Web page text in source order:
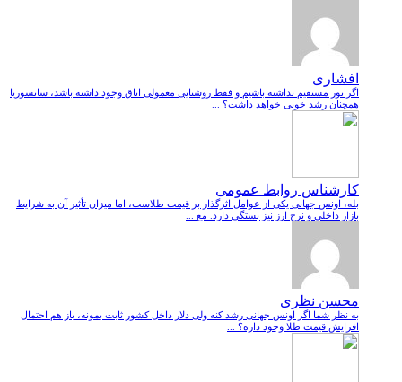
افشاری
اگر نور مستقیم نداشته باشیم و فقط روشنایی معمولی اتاق وجود داشته باشد، سانسوریا
همچنان رشد خوبی خواهد داشت؟ ...
کارشناس روابط عمومی
بله، اونس جهانی یکی از عوامل اثرگذار بر قیمت طلاست، اما میزان تأثیر آن به شرایط
بازار داخلی و نرخ ارز نیز بستگی دارد. مع ...
محسن نظری
به نظر شما اگر اونس جهانی رشد کنه ولی دلار داخل کشور ثابت بمونه، باز هم احتمال
افزایش قیمت طلا وجود داره؟ ...